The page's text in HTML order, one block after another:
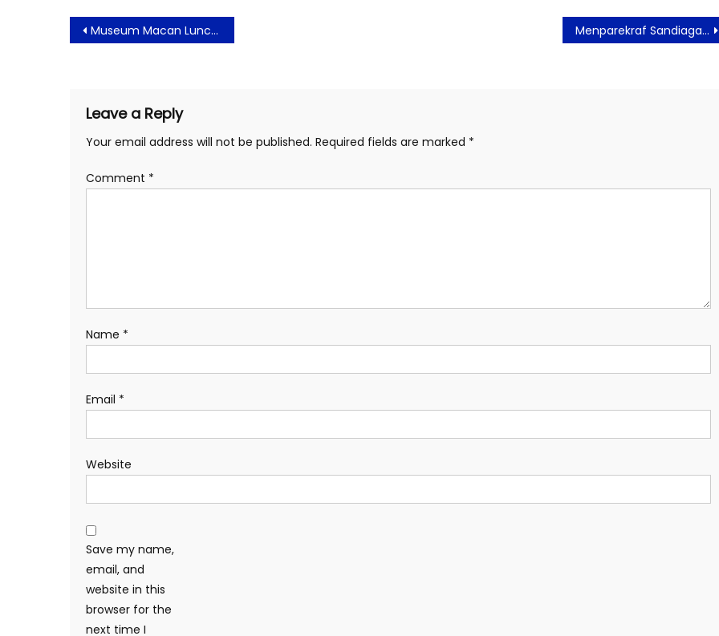
Post
navigation
Museum Macan Luncurkan Labokarya, Kolaborasi Seni The Goods Dept X Amenkcoy Menparekraf Sandiaga Upayakan Kuta Masuk Zona Hijau Covid-19
Leave a Reply
Your email address will not be published. Required fields are marked *
Comment *
Name *
Email *
Website
Save my name,
email, and
website in this
browser for the
next time I